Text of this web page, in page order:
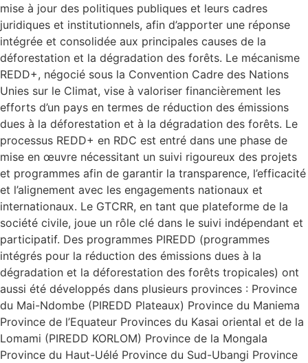
mise à jour des politiques publiques et leurs cadres
juridiques et institutionnels, afin d’apporter une réponse
intégrée et consolidée aux principales causes de la
déforestation et la dégradation des forêts. Le mécanisme
REDD+, négocié sous la Convention Cadre des Nations
Unies sur le Climat, vise à valoriser financièrement les
efforts d’un pays en termes de réduction des émissions
dues à la déforestation et à la dégradation des forêts. Le
processus REDD+ en RDC est entré dans une phase de
mise en œuvre nécessitant un suivi rigoureux des projets
et programmes afin de garantir la transparence, l’efficacité
et l’alignement avec les engagements nationaux et
internationaux. Le GTCRR, en tant que plateforme de la
société civile, joue un rôle clé dans le suivi indépendant et
participatif. Des programmes PIREDD (programmes
intégrés pour la réduction des émissions dues à la
dégradation et la déforestation des forêts tropicales) ont
aussi été développés dans plusieurs provinces : Province
du Mai-Ndombe (PIREDD Plateaux) Province du Maniema
Province de l’Equateur Provinces du Kasai oriental et de la
Lomami (PIREDD KORLOM) Province de la Mongala
Province du Haut-Uélé Province du Sud-Ubangi Province